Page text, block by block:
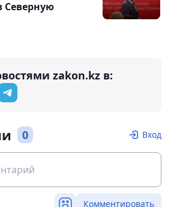
Северную
zakon.kz в:
0 Вход
Комментировать